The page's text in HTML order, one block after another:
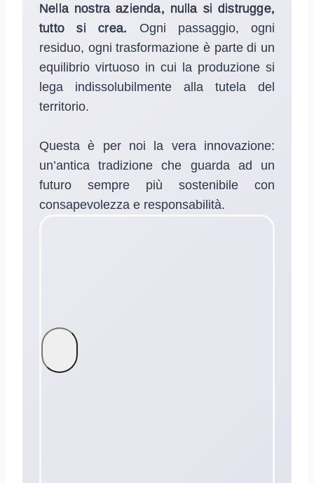
Nella nostra azienda, nulla si distrugge,
tutto si crea. Ogni passaggio, ogni
residuo, ogni trasformazione è parte di un
equilibrio virtuoso in cui la produzione si
lega indissolubilmente alla tutela del
territorio.
Questa è per noi la vera innovazione:
un’antica tradizione che guarda ad un
futuro sempre più sostenibile con
consapevolezza e responsabilità.